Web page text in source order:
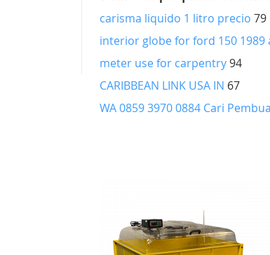
carisma liquido 1 litro precio 79
interior globe for ford 150 1989
meter use for carpentry 94
CARIBBEAN LINK USA IN 67
WA 0859 3970 0884 Cari